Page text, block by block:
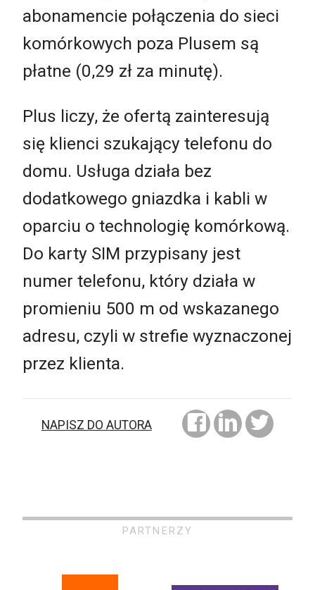
abonamencie połączenia do sieci
komórkowych poza Plusem są
płatne (0,29 zł za minutę).
Plus liczy, że ofertą zainteresują
się klienci szukający telefonu do
domu. Usługa działa bez
dodatkowego gniazdka i kabli w
oparciu o technologię komórkową.
Do karty SIM przypisany jest
numer telefonu, który działa w
promieniu 500 m od wskazanego
adresu, czyli w strefie wyznaczonej
przez klienta.
NAPISZ DO AUTORA
PARTNERZY